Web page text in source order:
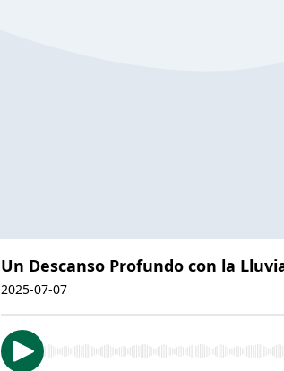
Un Descanso Profundo con la
2025-07-07